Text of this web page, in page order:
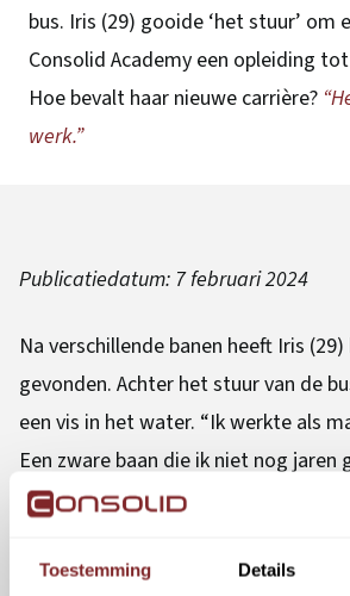
Toestemming Details
bus. Iris (29) gooide ‘het stuur’ om
Consolid Academy een opleiding
Hoe bevalt haar nieuwe carrière?
werk.”
Publicatiedatum: 7 februari 2024
Na verschillende banen heeft Iris
gevonden. Achter het stuur van de
een vis in het water. “Ik werkte als
Een zware baan die ik niet nog jaren
Toen kwam ik op Facebook een
autorijden en Consolid betaalt een